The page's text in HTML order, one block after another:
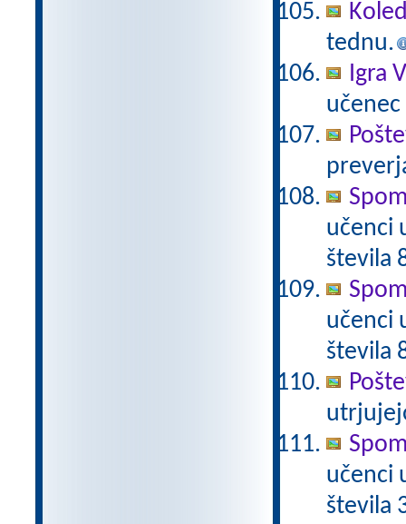
tednu.
Igra
učenec
učenci
števila
učenci
števila
učenci
števila